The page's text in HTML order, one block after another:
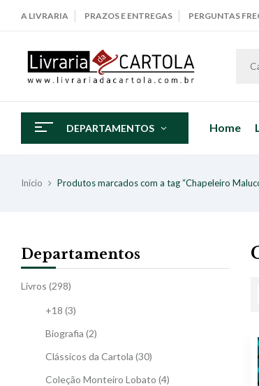
A LIVRARIA PRAZOS E ENTREGAS PERGUNTAS
DEPARTAMENTOS Home
Início Produtos marcados com a tag “Chapeleiro
Departamentos
Livros (298)
+18 (3)
Biografia (2)
Clássicos da Cartola (30)
Coleção Monteiro Lobato (4)